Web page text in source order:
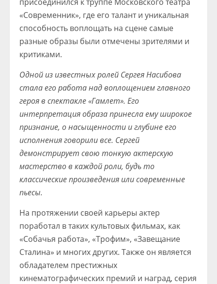
«Современник», где его талант и уникальная
способность воплощать на сцене самые
разные образы были отмечены зрителями и
критиками.
Одной из известных ролей Сергея Насибова
стала его работа над воплощением главного
героя в спектакле «Гамлет». Его
интерпретация образа принесла ему широкое
признание, о насыщенности и глубине его
исполнения говорили все. Сергей
демонстрирует свою тонкую актерскую
мастерство в каждой роли, будь то
классические произведения или современные
пьесы.
На протяжении своей карьеры актер
поработал в таких культовых фильмах, как
«Собачья работа», «Трофим», «Завещание
Сталина» и многих других. Также он является
обладателем престижных
кинематографических премий и наград, серия